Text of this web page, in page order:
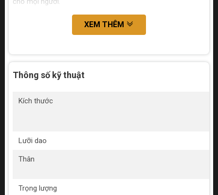
XEM THÊM
Thông số kỹ thuật
Kích thước
Lưỡi dao
Thân
Trọng lượng